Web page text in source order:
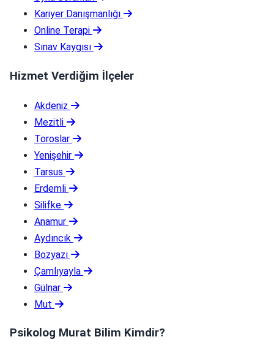
Kariyer Danışmanlığı
Online Terapi
Sınav Kaygısı
Hizmet Verdiğim İlçeler
Akdeniz
Mezitli
Toroslar
Yenişehir
Tarsus
Erdemli
Silifke
Anamur
Aydıncık
Bozyazı
Çamlıyayla
Gülnar
Mut
Psikolog Murat Bilim Kimdir?